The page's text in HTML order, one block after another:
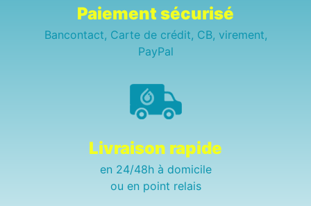
Paiement sécurisé
Bancontact, Carte de crédit, CB, virement,
PayPal
Livraison rapide
en 24/48h à domicile
ou en point relais